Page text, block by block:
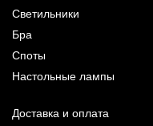
Светильники
Бра
Споты
Настольные лампы
Доставка и оплата